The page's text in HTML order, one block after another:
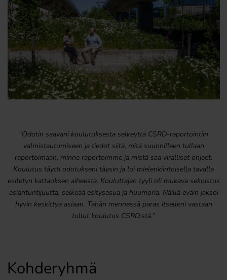
“Odotin saavani koulutuksesta selkeyttä CSRD-raportointiin
valmistautumiseen ja tiedot siitä, mitä suunnilleen tullaan
raportoimaan, minne raportoimme ja mistä saa viralliset ohjeet.
Koulutus täytti odotukseni täysin ja loi mielenkiintoisella tavalla
esitetyn kattauksen aiheesta. Kouluttajan tyyli oli mukava sekoistus
asiantuntijuutta, selkeää esitysasua ja huumoria. Näillä eväin jaksoi
hyvin keskittyä asiaan. Tähän mennessä paras itselleni vastaan
tullut koulutus CSRD:stä.”
Kohderyhmä